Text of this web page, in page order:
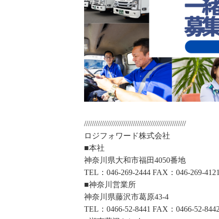
////////////////////////////////////////////////////
ロジフォワード株式会社
■本社
神奈川県大和市福田4050番地
TEL：046-269-2444 FAX：046-269-
■神奈川営業所
神奈川県藤沢市葛原43-4
TEL：0466-52-8441 FAX：0466-52-